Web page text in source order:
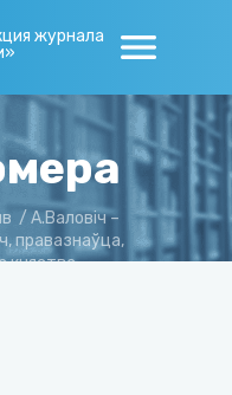
журнала
/ А.Валовіч –
правазнаўца,
княства